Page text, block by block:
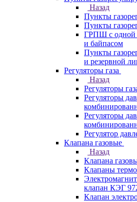
Назад
Пункты
Пункты
ГРПШ с одной
и байпасом
Пункты
и резервной
Регуляторы газа
Назад
Регуляторы
Регуляторы
Регуляторы
Регулятор
Клапана газовые
Назад
Клапана
Клапаны
клапан КЭГ
Клапан